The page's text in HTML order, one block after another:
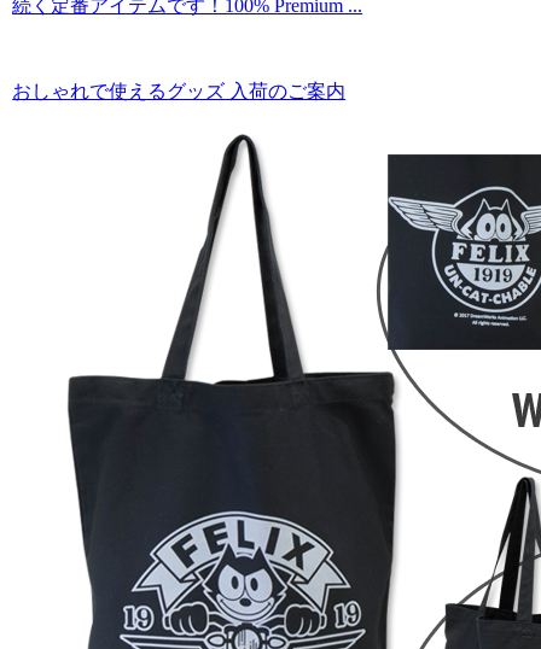
続く定番アイテムです！100% Premium ...
おしゃれで使えるグッズ 入荷のご案内